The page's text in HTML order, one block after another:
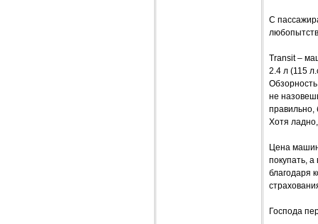
С
Transit –
2.4 л (115
не
правильно,
Хотя
Цена
покупать,
благодаря
Господа